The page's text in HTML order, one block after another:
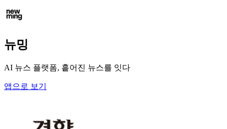
뉴밍
AI 뉴스 플랫폼, 흩어진 뉴스를 잇다
앱으로 보기